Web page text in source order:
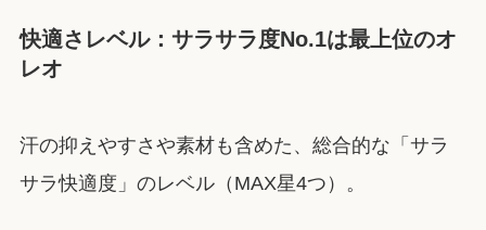
快適さレベル：サラサラ度No.1は最上位のオ
レオ
汗の抑えやすさや素材も含めた、総合的な「サラ
サラ快適度」のレベル（MAX星4つ）。